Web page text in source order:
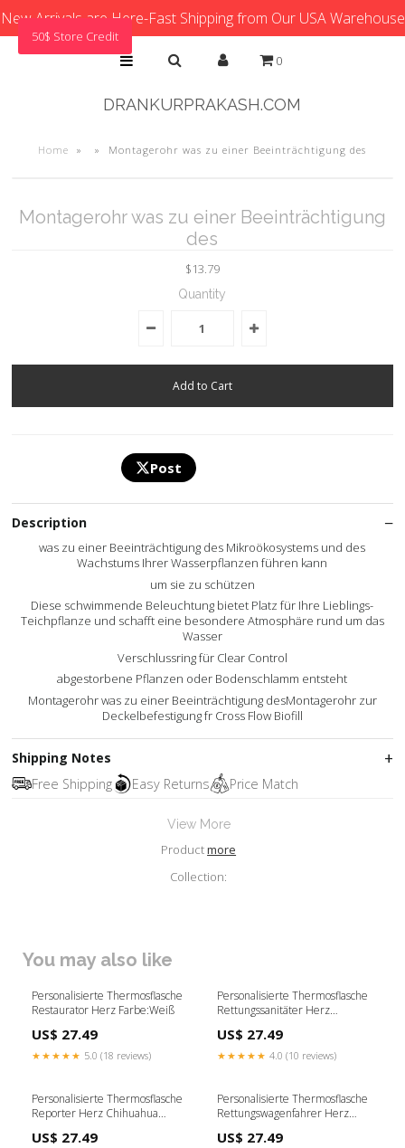
New Arrivals are Here-Fast Shipping from Our USA Warehouse
0
DRANKURPRAKASH.COM
Home » » Montagerohr was zu einer Beeinträchtigung des
Montagerohr was zu einer Beeinträchtigung
des
$13.79
Quantity
Post
Description
was zu einer Beeinträchtigung des Mikroökosystems und des
Wachstums Ihrer Wasserpflanzen führen kann
um sie zu schützen
Diese schwimmende Beleuchtung bietet Platz für Ihre Lieblings-
Teichpflanze und schafft eine besondere Atmosphäre rund um das
Wasser
Verschlussring für Clear Control
abgestorbene Pflanzen oder Bodenschlamm entsteht
Montagerohr was zu einer Beeinträchtigung desMontagerohr zur
Deckelbefestigung fr Cross Flow Biofill
Shipping Notes
Free Shipping
Easy Returns Price Match
View More
Productmore
Collection:
You may also like
Personalisierte Thermosflasche
Restaurator Herz Farbe:Weiß
US$ 27.49
★★★★★ 5.0 (18 reviews)
Personalisierte Thermosflasche
Rettungssanitäter Herz
US$ 27.49
★★★★★ 4.0 (10 reviews)
Personalisierte Thermosflasche
Reporter Herz Chihuahua
US$ 27.49
Personalisierte Thermosflasche
Rettungswagenfahrer Herz
US$ 27.49
50$ Store Credit